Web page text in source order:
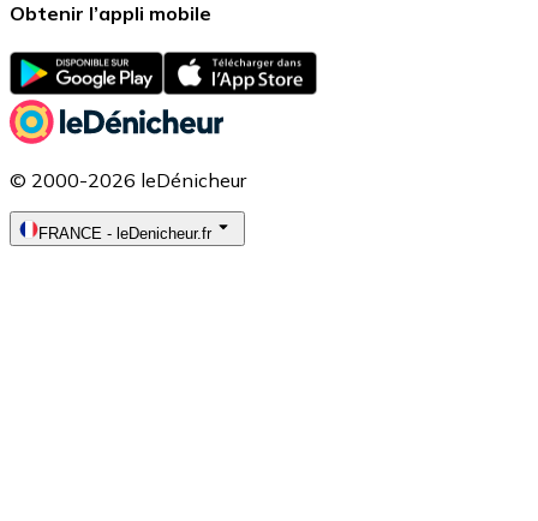
Obtenir l’appli mobile
© 2000-2026 leDénicheur
FRANCE - leDenicheur.fr